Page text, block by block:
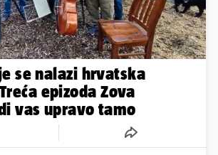
se nalazi hrvatska
epizoda Zova
vas upravo tamo